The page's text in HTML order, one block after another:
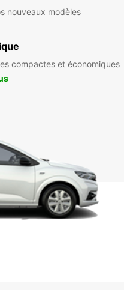
nouveaux modèles
compactes et économiques